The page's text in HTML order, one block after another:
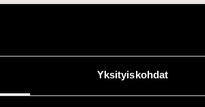
Yksityiskohdat
to 16.7. noin klo 3:30